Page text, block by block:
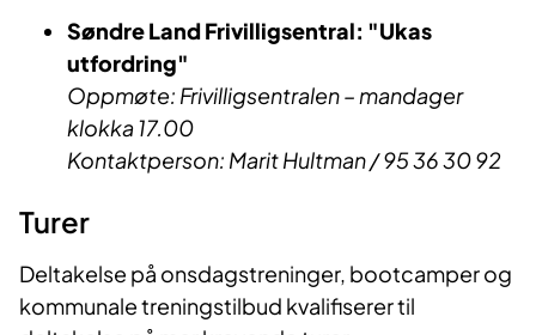
Søndre Land Frivilligsentral: "Ukas
utfordring"
Oppmøte: Frivilligsentralen – mandager
klokka 17.00
Kontaktperson: Marit Hultman / 95 36 30 92
Turer
Deltakelse på onsdagstreninger, bootcamper og
kommunale treningstilbud kvalifiserer til